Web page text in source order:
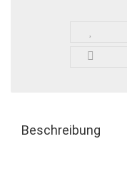
Beschreibung